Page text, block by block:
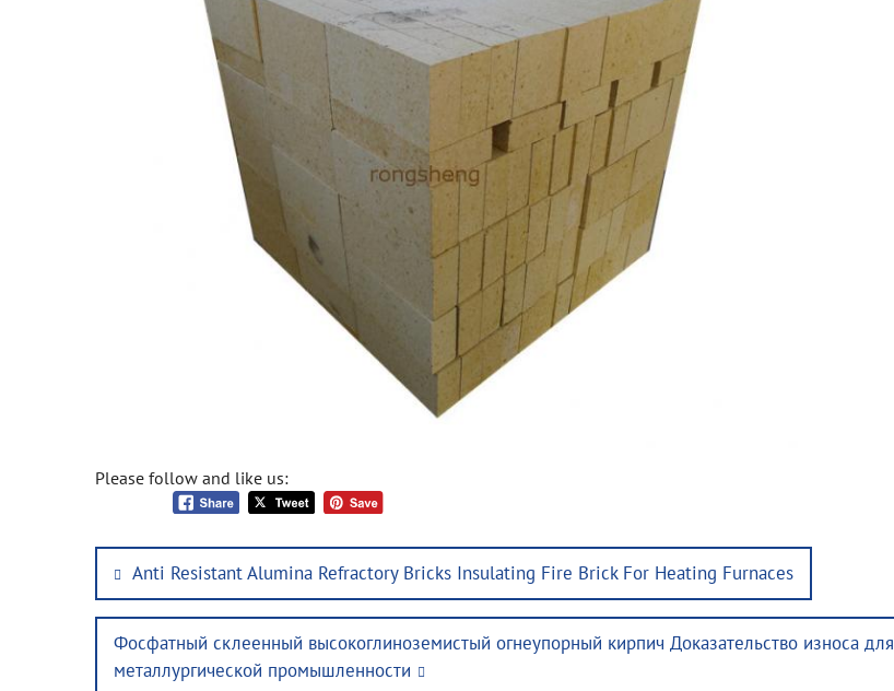
Please follow and like us:
Post
navigation
Previous
post:
Anti Resistant Alumina Refractory Bricks Insulating Fire Brick For Heating Furnaces
Next
post:
Фосфатный склеенный высокоглиноземистый огнеупорный кирпич Доказательство износа для
металлургической промышленности